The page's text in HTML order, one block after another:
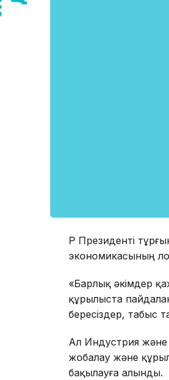
ҚР Президенті
экономикасының
«Барлық әкімдер
құрылыста
бересіздер, табыс
Ал Индустрия және
жобалау және
бақылауға алынды.